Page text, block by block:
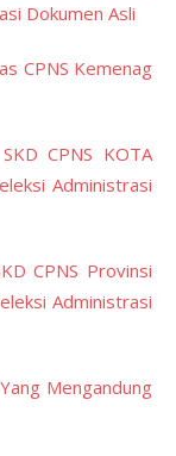
Dokumen Asli
CPNS Kemenag
CPNS KOTA
Administrasi
CPNS Provinsi
Administrasi
Mengandung